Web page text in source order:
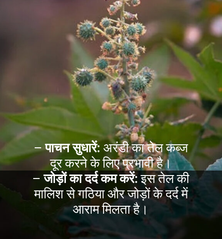
–पाचन सुधारें: अरंडी का तेल कब्ज
दूर करने के लिए प्रभावी है।
–जोड़ों का दर्द कम करें: इस तेल की
मालिश से गठिया और जोड़ों के दर्द में
आराम मिलता है।